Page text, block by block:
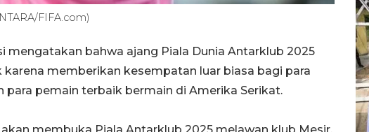
FIFA.com)
mengatakan bahwa ajang Piala Dunia Antarklub 2025
memberikan kesempatan luar biasa bagi para
pemain terbaik bermain di Amerika Serikat.
membuka Piala Antarklub 2025 melawan klub Mesir,